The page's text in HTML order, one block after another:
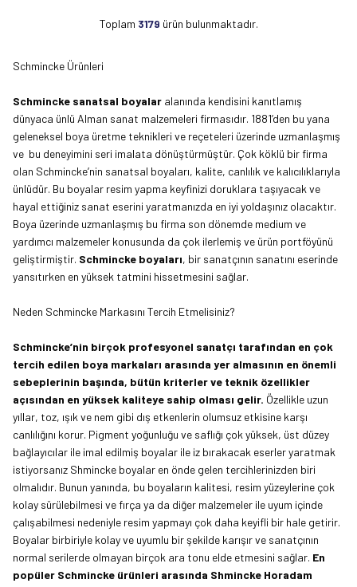
Toplam 3179 ürün bulunmaktadır.
Schmincke Ürünleri
Schmincke sanatsal boyalar alanında kendisini kanıtlamış
dünyaca ünlü Alman sanat malzemeleri firmasıdır. 1881’den bu yana
geleneksel boya üretme teknikleri ve reçeteleri üzerinde uzmanlaşmış
ve bu deneyimini seri imalata dönüştürmüştür. Çok köklü bir firma
olan Schmincke’nin sanatsal boyaları, kalite, canlılık ve kalıcılıklarıyla
ünlüdür. Bu boyalar resim yapma keyfinizi doruklara taşıyacak ve
hayal ettiğiniz sanat eserini yaratmanızda en iyi yoldaşınız olacaktır.
Boya üzerinde uzmanlaşmış bu firma son dönemde medium ve
yardımcı malzemeler konusunda da çok ilerlemiş ve ürün portföyünü
geliştirmiştir. Schmincke boyaları, bir sanatçının sanatını eserinde
yansıtırken en yüksek tatmini hissetmesini sağlar.
Neden Schmincke Markasını Tercih Etmelisiniz?
Schmincke’nin birçok profesyonel sanatçı tarafından en çok
tercih edilen boya markaları arasında yer almasının en önemli
sebeplerinin başında, bütün kriterler ve teknik özellikler
açısından en yüksek kaliteye sahip olması gelir. Özellikle uzun
yıllar, toz, ışık ve nem gibi dış etkenlerin olumsuz etkisine karşı
canlılığını korur. Pigment yoğunluğu ve saflığı çok yüksek, üst düzey
bağlayıcılar ile imal edilmiş boyalar ile iz bırakacak eserler yaratmak
istiyorsanız Shmincke boyalar en önde gelen tercihlerinizden biri
olmalıdır. Bunun yanında, bu boyaların kalitesi, resim yüzeylerine çok
kolay sürülebilmesi ve fırça ya da diğer malzemeler ile uyum içinde
çalışabilmesi nedeniyle resim yapmayı çok daha keyifli bir hale getirir.
Boyalar birbiriyle kolay ve uyumlu bir şekilde karışır ve sanatçının
normal serilerde olmayan birçok ara tonu elde etmesini sağlar. En
popüler Schmincke ürünleri arasında Shmincke Horadam